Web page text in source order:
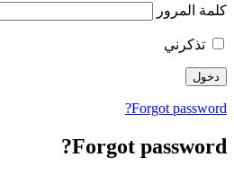
كلمة المرور
تذكرني
Forgot password?
Forgot password?